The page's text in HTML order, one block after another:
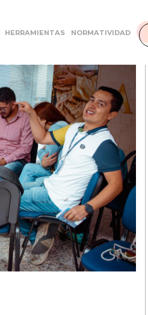
HERRAMIENTAS NORMATIVIDAD